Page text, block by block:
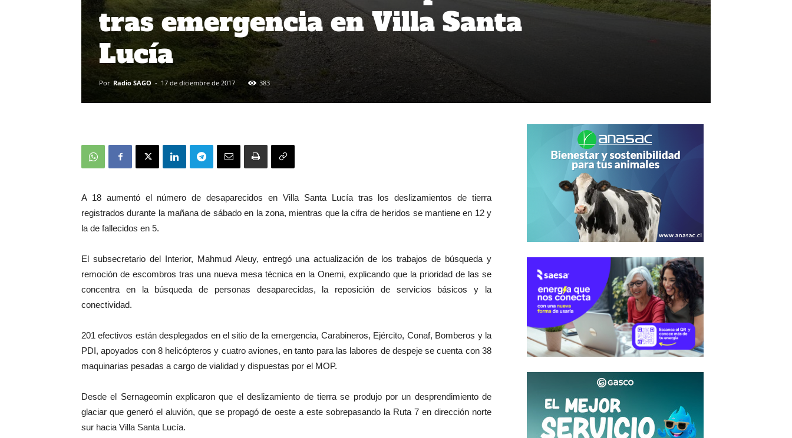
tras emergencia en Villa Santa
Lucía
Por Radio SAGO - 17 de diciembre de 2017 383
A 18 aumentó el número de desaparecidos en Villa Santa Lucía tras los deslizamientos de tierra
registrados durante la mañana de sábado en la zona, mientras que la cifra de heridos se mantiene en 12 y
la de fallecidos en 5.
El subsecretario del Interior, Mahmud Aleuy, entregó una actualización de los trabajos de búsqueda y
remoción de escombros tras una nueva mesa técnica en la Onemi, explicando que la prioridad de las se
concentra en la búsqueda de personas desaparecidas, la reposición de servicios básicos y la
conectividad.
201 efectivos están desplegados en el sitio de la emergencia, Carabineros, Ejército, Conaf, Bomberos y la
PDI, apoyados con 8 helicópteros y cuatro aviones, en tanto para las labores de despeje se cuenta con 38
maquinarias pesadas a cargo de vialidad y dispuestas por el MOP.
Desde el Sernageomin explicaron que el deslizamiento de tierra se produjo por un desprendimiento de
glaciar que generó el aluvión, que se propagó de oeste a este sobrepasando la Ruta 7 en dirección norte
sur hacia Villa Santa Lucía.